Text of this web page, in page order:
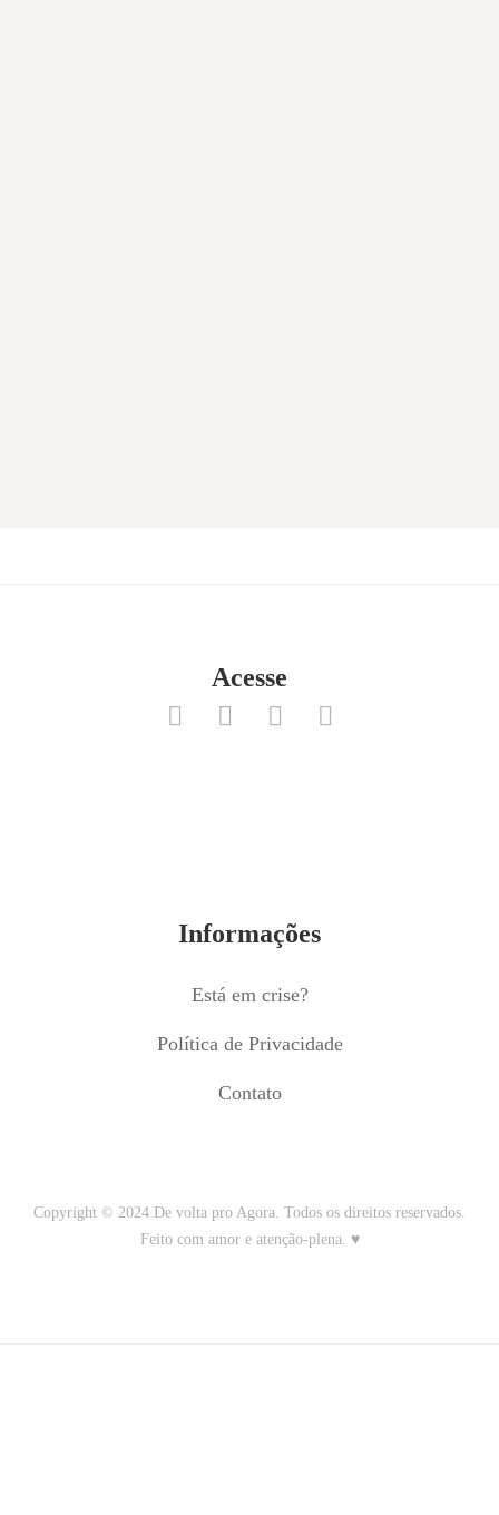
Acesse
Informações
Está em crise?
Política de Privacidade
Contato
Copyright © 2024 De volta pro Agora. Todos os direitos reservados.
Feito com amor e atenção-plena. ♥